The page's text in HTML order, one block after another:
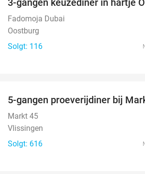
Fadomoja Dubai
Oostburg
Solgt: 116
5-gangen proeverijdiner bij
Markt 45
Vlissingen
Solgt: 616